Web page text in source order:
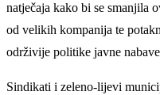
natječaja kako bi se smanjila
od velikih kompanija te
održivije politike javne
Sindikati i zeleno-lijevi